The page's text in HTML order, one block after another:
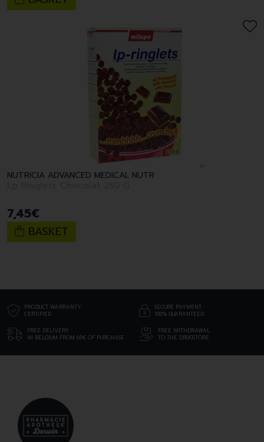
NUTRICIA ADVANCED MEDICAL NUTR
7,45€
BASKET
PRODUCT WARRANTY
CERTIFIED
SECURE PAYMENT
100% GUARANTEED
FREE DELIVERY
IN BELGIUM FROM 69€ OF PURCHASE
FREE WITHDRAWAL
TO THE DRUGSTORE